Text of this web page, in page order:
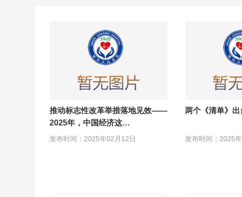
推动标志性改革举措落地见效——
2025年，中国经济这…
发布时间：2025年02月12日
两个《清单》
发布时间：2025